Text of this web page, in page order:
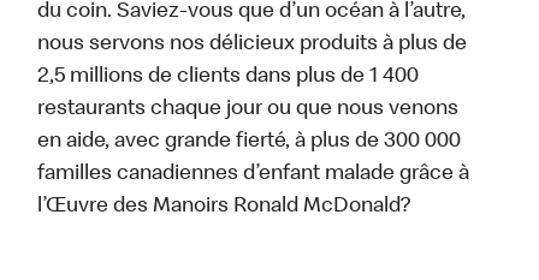
du coin. Saviez-vous que d’un océan à l’autre,
nous servons nos délicieux produits à plus de
2,5 millions de clients dans plus de 1 400
restaurants chaque jour ou que nous venons
en aide, avec grande fierté, à plus de 300 000
familles canadiennes d’enfant malade grâce à
l’Œuvre des Manoirs Ronald McDonald?